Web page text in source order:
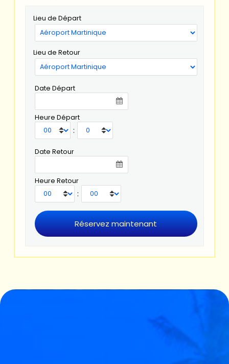
Lieu de Départ
Lieu de Retour
Date Départ
Heure Départ
:
Date Retour
Heure Retour
: